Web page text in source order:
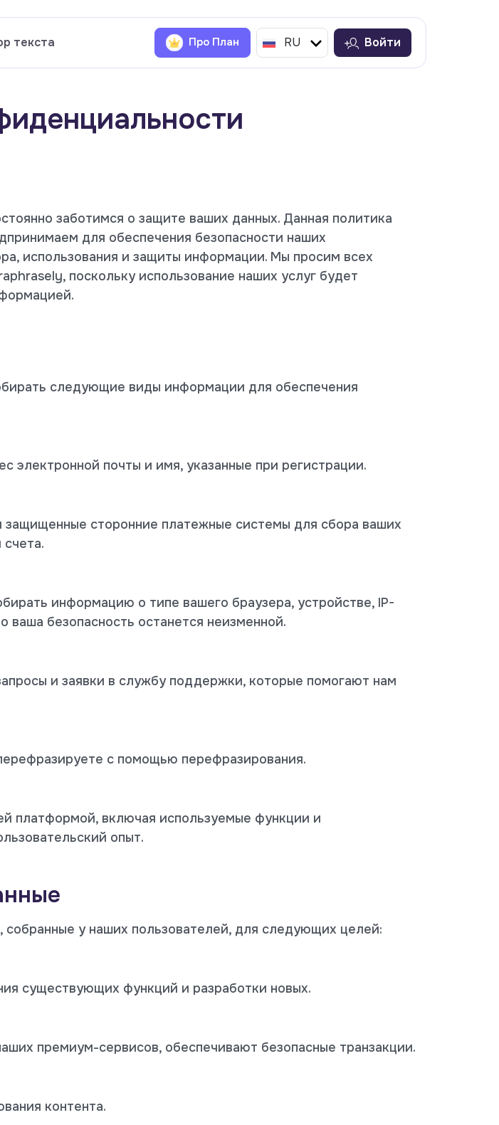
текста Про План RU Войти
заботимся о защите ваших данных. Данная политика
для обеспечения безопасности наших
использования и защиты информации. Мы просим всех
поскольку использование наших услуг будет
следующие виды информации для обеспечения
электронной почты и имя, указанные при регистрации.
сторонние платежные системы для сбора ваших
информацию о типе вашего браузера, устройстве, IP-
безопасность останется неизменной.
и заявки в службу поддержки, которые помогают нам
с помощью перефразирования.
платформой, включая используемые функции и
опыт.
у наших пользователей, для следующих целей:
существующих функций и разработки новых.
премиум-сервисов, обеспечивают безопасные транзакции.
контента.